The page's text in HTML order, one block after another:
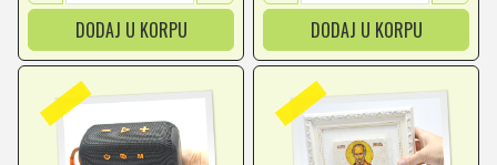
DODAJ U KORPU
DODAJ U KORPU